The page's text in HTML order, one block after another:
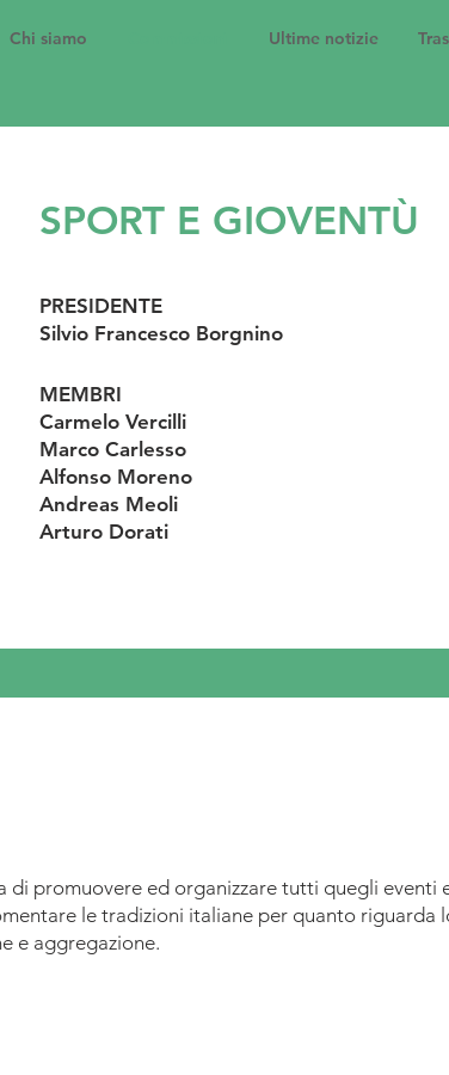
Chi siamo Ultime notizie
SPORT E GIOVENTÙ
PRESIDENTE
Silvio Francesco Borgnino
MEMBRI
Carmelo Vercilli
Marco Carlesso
Alfonso Moreno
Andreas Meoli
Arturo Dorati
di promuovere ed organizzare tutti quegli eventi
le tradizioni italiane per quanto riguarda
e aggregazione.